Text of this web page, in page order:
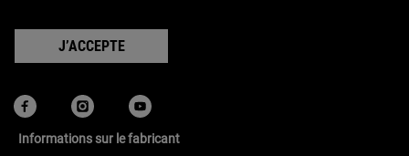
J’ACCEPTE
Informations sur le fabricant